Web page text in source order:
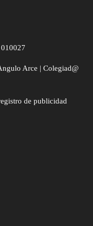
Arce | Colegiad@
de publicidad